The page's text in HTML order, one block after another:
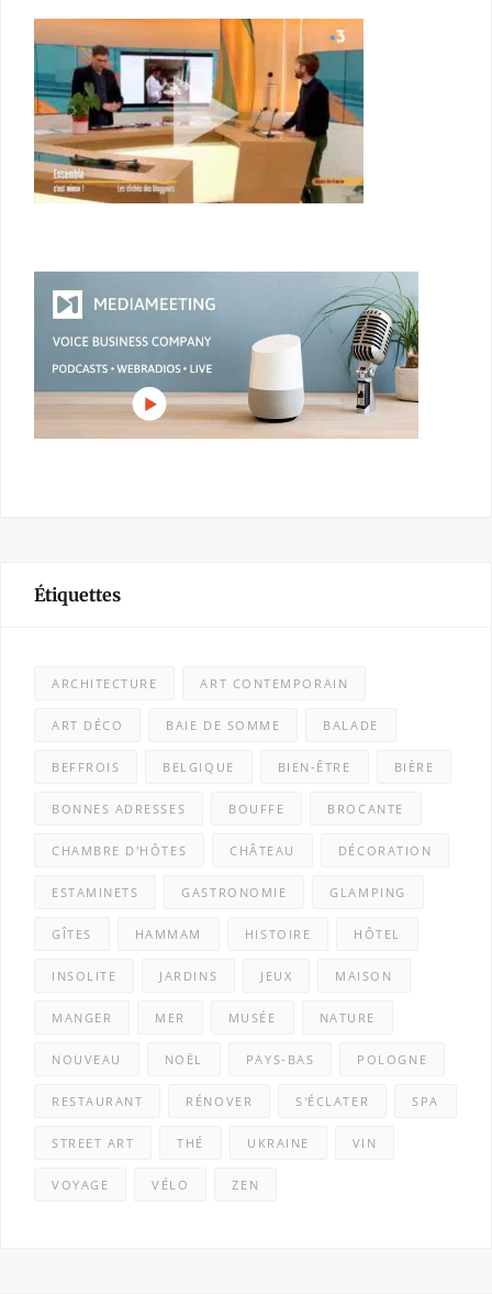
Étiquettes
ARCHITECTURE ART CONTEMPORAIN
ART DÉCO BAIE DE SOMME BALADE
BEFFROIS BELGIQUE BIEN-ÊTRE BIÈRE
BONNES ADRESSES BOUFFE BROCANTE
CHAMBRE D'HÔTES CHÂTEAU DÉCORATION
ESTAMINETS GASTRONOMIE GLAMPING
GÎTES HAMMAM HISTOIRE HÔTEL
INSOLITE JARDINS JEUX MAISON
MANGER MER MUSÉE NATURE
NOUVEAU NOËL PAYS-BAS POLOGNE
RESTAURANT RÉNOVER S'ÉCLATER SPA
STREET ART THÉ UKRAINE VIN
VOYAGE VÉLO ZEN